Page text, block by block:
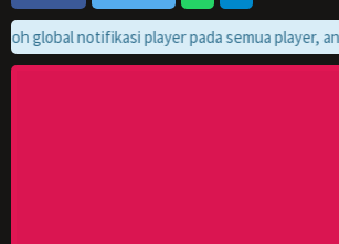
global notifikasi player pada semua player,